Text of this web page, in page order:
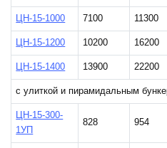
ЦН-15-1000 7100 11300
ЦН-15-1200 10200 16200
ЦН-15-1400 13900 22200
с улиткой и пирамидальным
ЦН-15-300-
1УП
828 954